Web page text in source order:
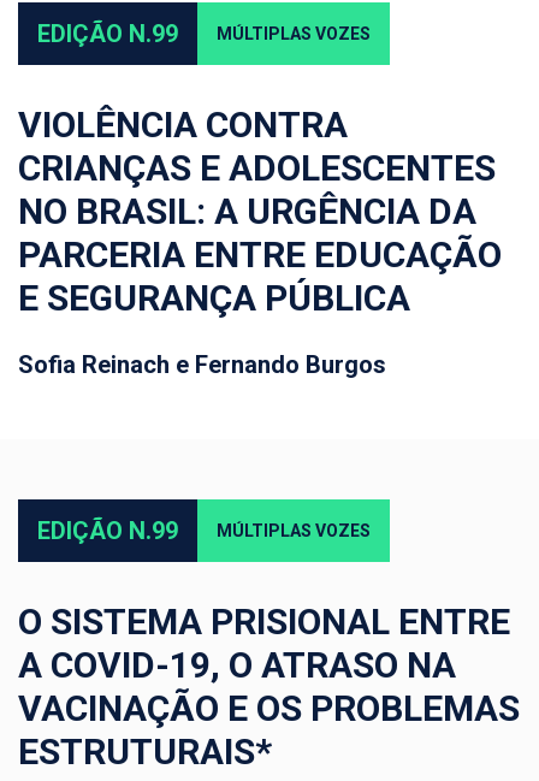
EDIÇÃO N.99 MÚLTIPLAS VOZES
VIOLÊNCIA CONTRA
CRIANÇAS E ADOLESCENTES
NO BRASIL: A URGÊNCIA DA
PARCERIA ENTRE EDUCAÇÃO
E SEGURANÇA PÚBLICA
Sofia Reinach e Fernando Burgos
EDIÇÃO N.99 MÚLTIPLAS VOZES
O SISTEMA PRISIONAL ENTRE
A COVID-19, O ATRASO NA
VACINAÇÃO E OS PROBLEMAS
ESTRUTURAIS*